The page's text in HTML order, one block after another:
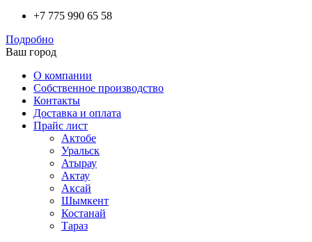
+7 775 990 65 58
Подробно
Ваш город
О компании
Собственное производство
Контакты
Доставка и оплата
Прайс лист
Актобе
Уральск
Атырау
Актау
Аксай
Шымкент
Костанай
Тараз